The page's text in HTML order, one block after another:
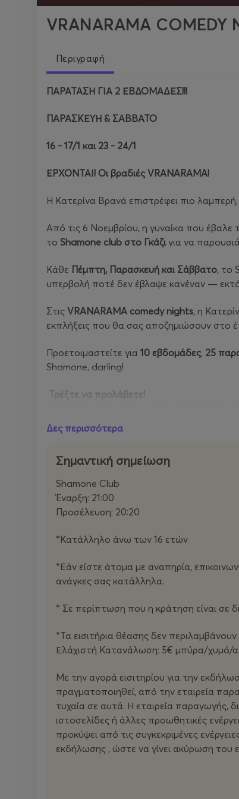
VRANARAMA COMEDY
Περιγραφή
ΠΑΡΑΤΑΣΗ ΓΙΑ 2 ΕΒΔΟΜΑΔΕΣ!!!
ΠΑΡΑΣΚΕΥΗ & ΣΑΒΒΑΤΟ
16 - 17/1 και 23 - 24/1
ΕΡΧΟΝΤΑΙ! Οι βραδιές VRANARAMA!
Η Κατερίνα Βρανά επιστρέφει πιο
Από τις 6 Νοεμβρίου, η γυναίκα που
το Shamone club στο Γκάζι για να
Κάθε Πέμπτη, Παρασκευή και Σάββατο, το
υπερβολή ποτέ δεν έβλαψε κανέναν —
Στις VRANARAMA comedy nights, η
εκπλήξεις που θα σας αποζημιώσουν στο
Προετοιμαστείτε για 10 εβδομάδες, 25
Shamone, darling!
Τρέξτε να προλάβετε!
Δες περισσότερα
Σημαντική σημείωση
Shamone Club
Έναρξη: 21:00
Προσέλευση: 20:20
*Κατάλληλο άνω των 16 ετών
*Εάν είστε άτομα με αναπηρία,
ανάγκες σας κατάλληλα.
* Σε περίπτωση που η κράτηση είναι σε
*Τα εισιτήρια θέασης δεν
Ελάχιστή Κατανάλωση: 5€ μπύρα/χυμό/
Με την αγορά εισιτηρίου για την
πραγματοποιηθεί, από την εταιρεία
τυχαία σε αυτά. Η εταιρεία παραγωγής,
ιστοσελίδες ή άλλες προωθητικές
προκύψει από τις συγκεκριμένες
εκδήλωσης , ώστε να γίνει ακύρωση του